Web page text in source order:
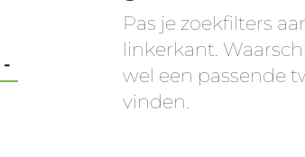
-
Pas je zoekfilters
linkerkant.
wel een passende
vinden.